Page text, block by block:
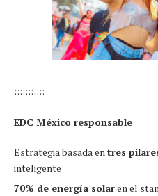
:::::::::::
EDC México responsable
Estrategia basada entres
inteligente
70% de energía solaren el